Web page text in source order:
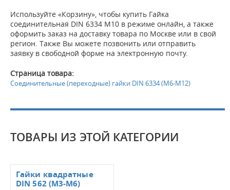
Используйте «Корзину», чтобы купить Гайка
соединительная DIN 6334 М10 в режиме онлайн, а также
оформить заказ на доставку товара по Москве или в свой
регион. Также Вы можете позвонить или отправить
заявку в свободной форме на электронную почту.
Страница товара:
Соединительные (переходные) гайки DIN 6334 (М6-М12)
ТОВАРЫ ИЗ ЭТОЙ КАТЕГОРИИ
Гайки квадратные
DIN 562 (М3-М6)